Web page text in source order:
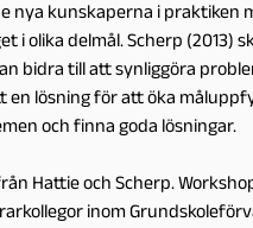
nya kunskaperna i
i olika delmål. Scherp (2013)
bidra till att synliggöra
en lösning för att öka
och finna goda lösningar.
Hattie och Scherp.
inom